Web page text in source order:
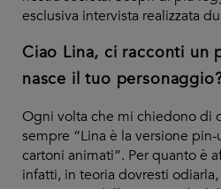
esclusiva intervista realizzata
Ciao Lina, ci racconti un
nasce il tuo
Ogni volta che mi chiedono di
sempre “Lina è la versione
cartoni animati”. Per quanto è
infatti, in teoria dovresti